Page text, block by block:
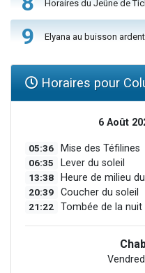
Horaires du Jeûne de
9 Elyana au buisson ardent
Horaires pour
6 Août
05:36 Mise des Téfilines
06:35 Lever du soleil
13:38 Heure de milieu
20:39 Coucher du soleil
21:22 Tombée de la nuit